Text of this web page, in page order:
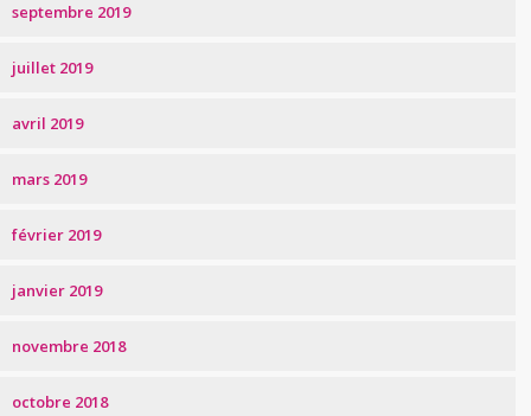
septembre 2019
juillet 2019
avril 2019
mars 2019
février 2019
janvier 2019
novembre 2018
octobre 2018